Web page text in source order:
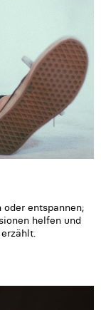
entspannen;
helfen und